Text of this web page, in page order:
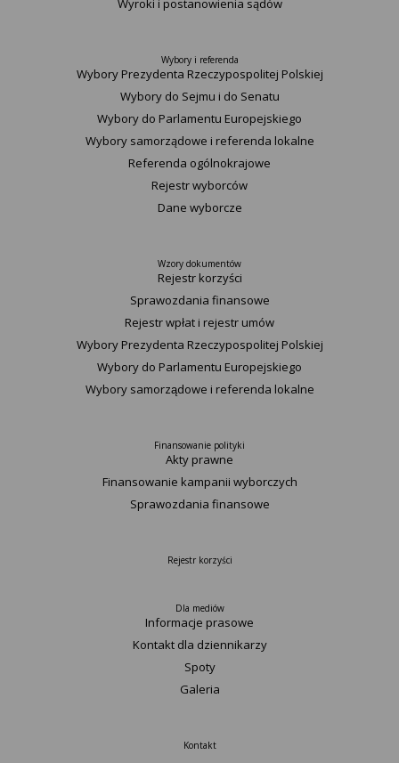
Wyroki i postanowienia sądów
Wybory i referenda
Wybory Prezydenta Rzeczypospolitej Polskiej
Wybory do Sejmu i do Senatu
Wybory do Parlamentu Europejskiego
Wybory samorządowe i referenda lokalne
Referenda ogólnokrajowe
Rejestr wyborców
Dane wyborcze
Wzory dokumentów
Rejestr korzyści
Sprawozdania finansowe
Rejestr wpłat i rejestr umów
Wybory Prezydenta Rzeczypospolitej Polskiej
Wybory do Parlamentu Europejskiego
Wybory samorządowe i referenda lokalne
Finansowanie polityki
Akty prawne
Finansowanie kampanii wyborczych
Sprawozdania finansowe
Rejestr korzyści
Dla mediów
Informacje prasowe
Kontakt dla dziennikarzy
Spoty
Galeria
Kontakt